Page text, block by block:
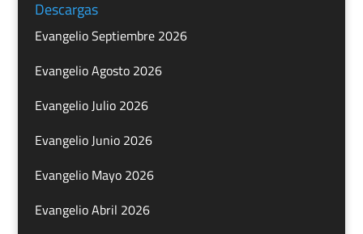
Descargas
Evangelio Septiembre 2026
Evangelio Agosto 2026
Evangelio Julio 2026
Evangelio Junio 2026
Evangelio Mayo 2026
Evangelio Abril 2026